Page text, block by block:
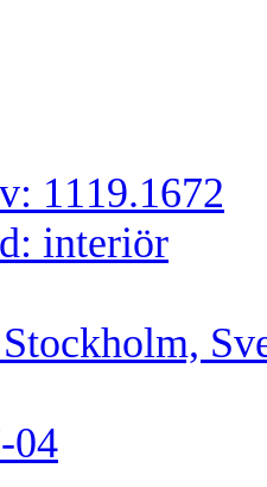
1119.1672
interiör
04